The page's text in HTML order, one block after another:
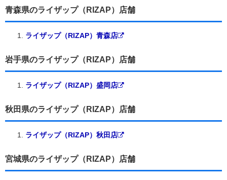
青森県のライザップ（RIZAP）店舗
ライザップ（RIZAP）青森店
岩手県のライザップ（RIZAP）店舗
ライザップ（RIZAP）盛岡店
秋田県のライザップ（RIZAP）店舗
ライザップ（RIZAP）秋田店
宮城県のライザップ（RIZAP）店舗